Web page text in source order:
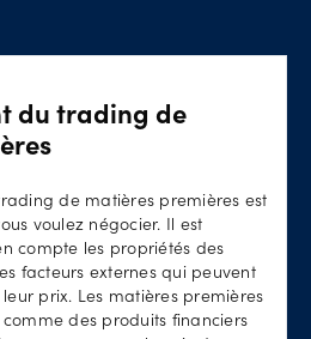
du trading de
de matières premières est
voulez négocier. Il est
compte les propriétés des
facteurs externes qui peuvent
prix. Les matières premières
des produits financiers